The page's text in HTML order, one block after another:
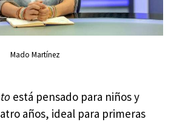
Mado Martínez
está pensado para niños y
años, ideal para primeras